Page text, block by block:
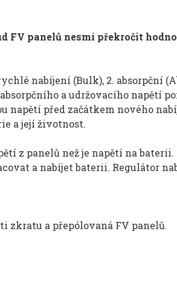
panelů nesmí překročit
nabíjení (Bulk), 2. absorpční
a udržovacího napětí
napětí před začátkem nového
a její životnost.
z panelů než je napětí na
a nabíjet baterii. Regulátor
zkratu a přepólovaná FV panelů.